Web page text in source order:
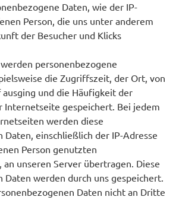
Daten, wie der IP-
Person, die uns unter anderem
der Besucher und Klicks
personenbezogene
die Zugriffszeit, der Ort, von
und die Häufigkeit der
Internetseite gespeichert. Bei jedem
werden diese
Daten, einschließlich der IP-Adresse
Person genutzten
an unseren Server übertragen. Diese
Daten werden durch uns gespeichert.
Daten nicht an Dritte